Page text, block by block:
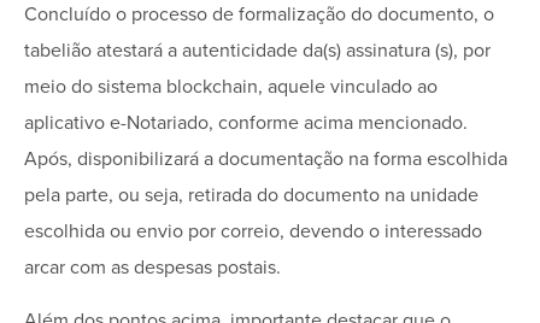
Concluído o processo de formalização do documento, o
tabelião atestará a autenticidade da(s) assinatura (s), por
meio do sistema blockchain, aquele vinculado ao
aplicativo e-Notariado, conforme acima mencionado.
Após, disponibilizará a documentação na forma escolhida
pela parte, ou seja, retirada do documento na unidade
escolhida ou envio por correio, devendo o interessado
arcar com as despesas postais.